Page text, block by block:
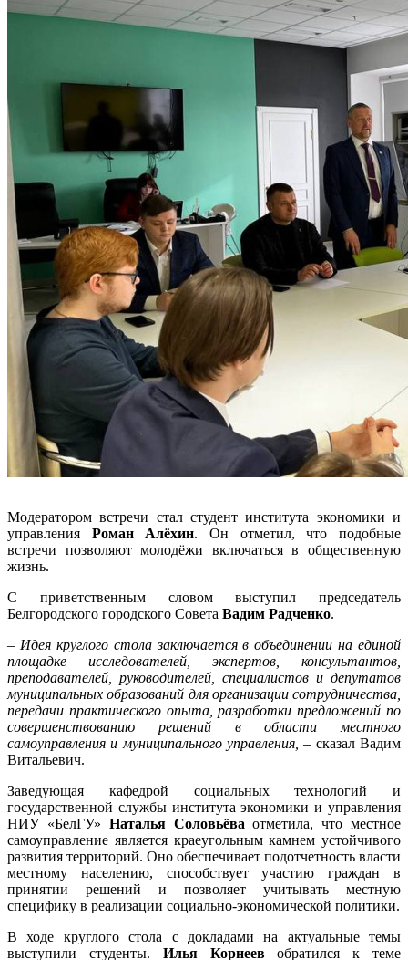
Модератором встречи стал студент института экономики и
управления Роман Алёхин. Он отметил, что подобные
встречи позволяют молодёжи включаться в общественную
жизнь.
С приветственным словом выступил председатель
Белгородского городского Совета Вадим Радченко.
– Идея круглого стола заключается в объединении на единой
площадке исследователей, экспертов, консультантов,
преподавателей, руководителей, специалистов и депутатов
муниципальных образований для организации сотрудничества,
передачи практического опыта, разработки предложений по
совершенствованию решений в области местного
самоуправления и муниципального управления, – сказал Вадим
Витальевич.
Заведующая кафедрой социальных технологий и
государственной службы института экономики и управления
НИУ «БелГУ» Наталья Соловьёва отметила, что местное
самоуправление является краеугольным камнем устойчивого
развития территорий. Оно обеспечивает подотчетность власти
местному населению, способствует участию граждан в
принятии решений и позволяет учитывать местную
специфику в реализации социально-экономической политики.
В ходе круглого стола с докладами на актуальные темы
выступили студенты. Илья Корнеевобратился к теме